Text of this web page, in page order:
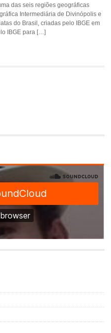
das seis regiões geográficas
Intermediária de Divinópolis e
do Brasil, criadas pelo IBGE em
IBGE para […]